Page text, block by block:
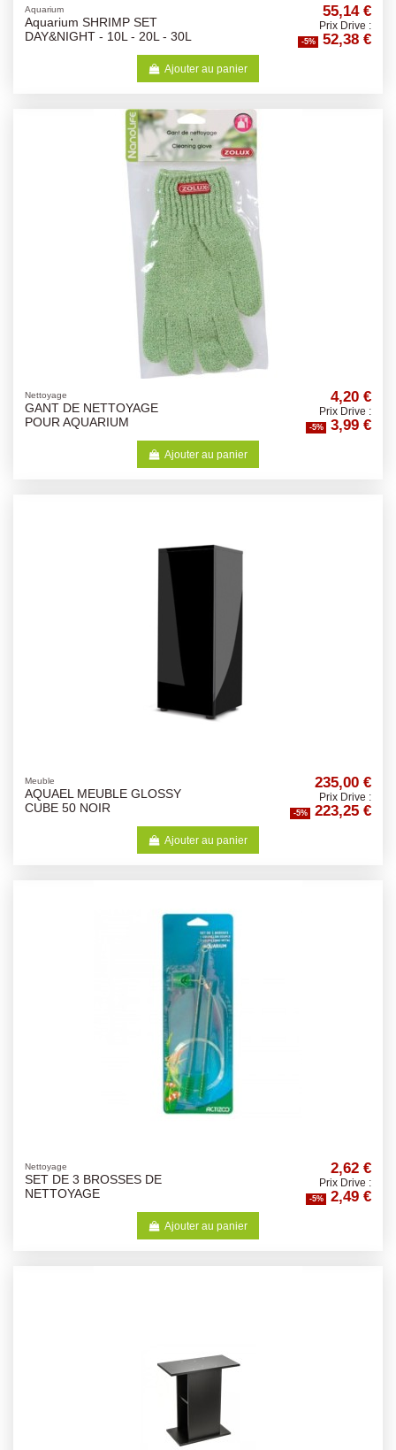
Aquarium
Aquarium SHRIMP SET
DAY&NIGHT - 10L - 20L - 30L
55,14 €
Prix Drive :
-5% 52,38 €
Ajouter au panier
Nettoyage
GANT DE NETTOYAGE
POUR AQUARIUM
4,20 €
Prix Drive :
-5% 3,99 €
Ajouter au panier
Meuble
AQUAEL MEUBLE GLOSSY
CUBE 50 NOIR
235,00 €
Prix Drive :
-5% 223,25 €
Ajouter au panier
Nettoyage
SET DE 3 BROSSES DE
NETTOYAGE
2,62 €
Prix Drive :
-5% 2,49 €
Ajouter au panier